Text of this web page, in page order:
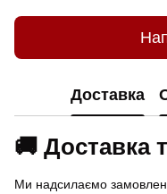
Доставка
🚚 Доставка
Ми надсилаємо